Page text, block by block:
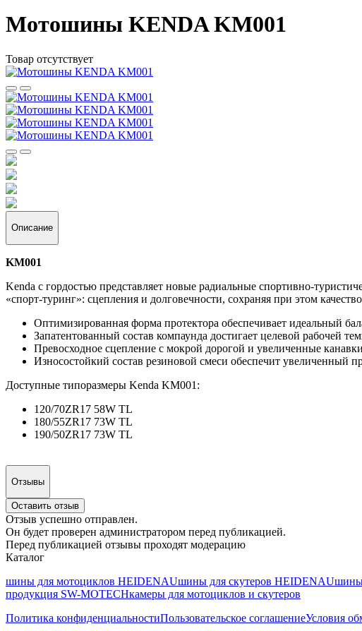
Мотошины KENDA KM001
Товар отсутствует
Описание
KM001
Kenda с гордостью представляет новые радиальные спортивно-
«спорт-туринг»: сцепления и долговечности, сохраняя при этом
Оптимизированная форма протектора обеспечивает идеальный
Запатентованный состав компаунда достигает целевой рабочей
Превосходное сцепление с мокрой дорогой и увеличенные
Износостойкий состав резиновой смеси обеспечит увеличенный
Доступные типоразмеры Kenda KM001:
120/70ZR17 58W TL
180/55ZR17 73W TL
190/50ZR17 73W TL
Отзывы
Оставить отзыв
Отзыв успешно отправлен.
Он будет проверен администратором перед публикацией.
Перед публикацией отзывы проходят модерацию
Каталог
шины для мотоциклов HEIDENAUшины для скутеров HEIDENAUшины
продукция SW-MOTECHкамеры для мотоциклов и скутеров
Политика конфиденциальностиПользовательское соглашениеУсловия